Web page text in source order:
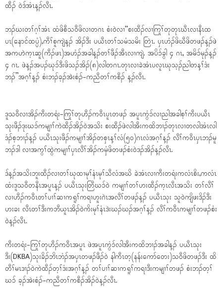
ထီၣ် ဝဲဒ်အံၤန့ၣ်လီၤ.
ဘၣ်ဃးတၢ်ဂ့ၢ်အံၤ ထံဖိစီသဝီဖိလၢတဂၤ စံးဝဲလၢ“စးထီၣ်လၢကြုၢ်တုတုၤဃီၤလၢနီၤထ
ပၤ(နောင်ထပ္ပံ),ကီၢ်စူကျဲန့ၣ် အိၣ်ဒီး ပယီၤတၢ်သမံသမိး တြဲၤ. ပှၤဟံၣ်ဖိဃီဖိတဖၣ်န့ၣ်ဖဲ
အကဟဲက့ၤဆူ(ကီၣ်ဖၤ)အဟံၣ်အခါန့ၣ်တၢ်ဖီၣ်အီၤလၢကျဲ. အပိၥ်ခွါ ၄ ဂၤ, အမိၥ်မုၣ်န့ၣ်
၄ ဂၤ. ဖဲန့ၣ်အပၣ်ဃုၥ်ဒီးဖိသၣ်အိၣ်(၈)လါတဂၤ.တုၤလၢခဲအံၤပလူၤဃုသ့ၣ်ညါတန့ၢ်ဒံး
ဘၣ်”အဂ့ၢ်န့ၣ် စံးဘၣ်ခ့ၣ်အဲးစံၣ်-ကညီတၢ်ကစီၣ် န့ၣ်လီၤ.
ဒူသဝီလၢအိၣ်ကီးတရံး-ကြုၢ်တုဟီၣ်ကဝီၤပူၤတဖၣ် အပူၤကွံၥ်လၢညါအခါစ့ၢ်ကီးပယီၤ
သုးဖီၣ်ဒုးဃၥ်ကမျၢၢ်ကဲထီၣ်အိၣ်ဝဲအသိး စးထီၣ်ဖဲလါအီးကထိဘၢၣ်တုၤလၢတလါအံၤလါ
ဒံၣ်စ့ဘၢၣ်န့ၣ် ပယီၤသုးဖီၣ်ကမျၢၢ်အိၣ်တစှၤန့ၢ်လံ(၅၀)ဂၤလံအဂ့ၢ်န့ၣ် လီၢ်ကဝီၤပှၤဘၣ်မူ
ဘၣ်ဒါ လၢအကွၢ်ထွဲကမျၢၢ်ပှၤလီၢ်အိၣ်ကမှံဖိတဖၣ်စံးဝဲဒၣ်အိၣ်န့ၣ်လီၤ.
ဒ်န့ၣ်အသိးဘူးထီၣ်လၢတၢ်ဃုထၢမုၢ်နံၤမုၢ်သီလံအဃိ ခဲအံၤလၢကီးတရံးကလံၤစိး,ကလံၤ
ထံးဒူသဝီတနီၤအပူၤန့ၣ် ပယီၤသုးတြီဃၥ်ဝဲ ကမျၢၢ်တၢ်ဟးထီၣ်က့ၤလီၤအသိး တၢ်လီၢ်
လၢဟီၣ်ကဝီၤတၢ်ပၢၢ်ဆၢကရူၢ်ကရၢဟူးဂဲၤအလီၢ်တဖၣ်န့ၣ် ပယီၤသုး သူဝဲကျိဖးဒိၣ်ဒီး
ဟးခး လီၤတၢ်ဒီးကဘီယူၤအိၣ်ဝဲကိးမုၢ်နံၤဒဲးဃၣ်ဃၣ်အဂ့ၢ်န့ၣ် လီၢ်ကဝီၤကမျၢၢ်တဖၣ်စံး
ဝဲန့ၣ်လီၤ.
ကီးတရံး-ကြုၢ်တုဟီၣ်ကဝီၤအပူၤ ဖဲအပူၤကွံၥ်လါအီးကထိဘၢၣ်အခါန့ၣ် ပယီၤသုး
ဒီး(DKBA)သုးခိၣ်ဘိၤဘံၣ်အပှၤတဖၣ်ဖီၣ်ဝဲ နါကီၤတ့(နန်းကော်တေး)သဝီဖိတဖၣ်ဒီး ထိ
တီၢ်မၤဒၢၣ်ဝဲကဲထီၣ်တ့ၢ်ဒံးအဂ့ၢ်န့ၣ် တၢ်ပၢၢ်ဆၢကရူၢ်ကရၢဒီးကမျၢၢ်တဖၣ် စံးဘၣ်တ့ၢ်
ဃၥ် ခ့ၣ်အဲးစံၣ်-ကညီတၢ်ကစီၣ်အိၣ်ဝဲန့ၣ်လီၤ.